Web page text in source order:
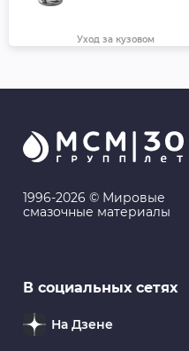
Уход за кузовом
Уход за кузовом
GRASS Средство
"Mosquitos Cleaner", 1
GRASS
1996-2026 © Мировые
смазочные материалы
В социальных сетях
На Дзене